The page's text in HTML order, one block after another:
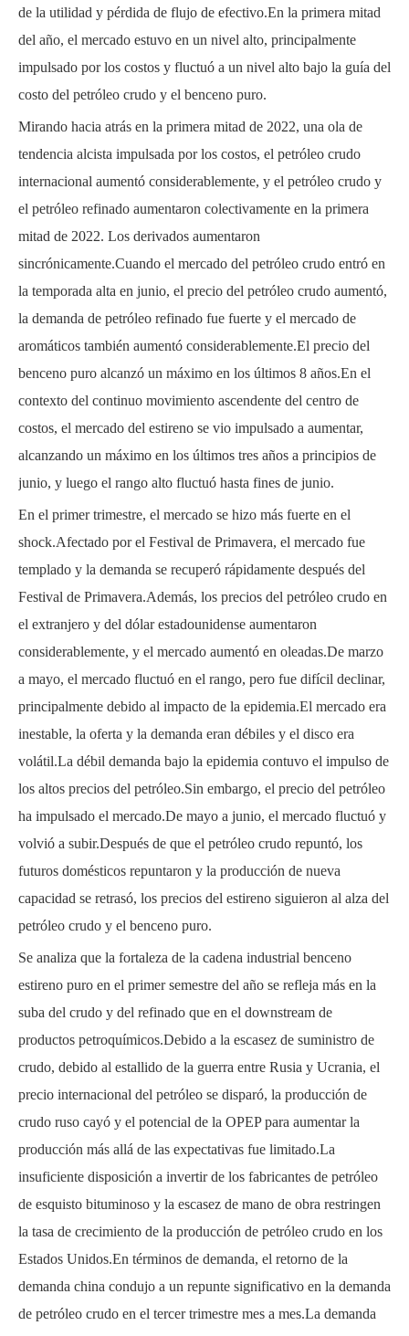
de la utilidad y pérdida de flujo de efectivo.En la primera mitad
del año, el mercado estuvo en un nivel alto, principalmente
impulsado por los costos y fluctuó a un nivel alto bajo la guía del
costo del petróleo crudo y el benceno puro.
Mirando hacia atrás en la primera mitad de 2022, una ola de
tendencia alcista impulsada por los costos, el petróleo crudo
internacional aumentó considerablemente, y el petróleo crudo y
el petróleo refinado aumentaron colectivamente en la primera
mitad de 2022. Los derivados aumentaron
sincrónicamente.Cuando el mercado del petróleo crudo entró en
la temporada alta en junio, el precio del petróleo crudo aumentó,
la demanda de petróleo refinado fue fuerte y el mercado de
aromáticos también aumentó considerablemente.El precio del
benceno puro alcanzó un máximo en los últimos 8 años.En el
contexto del continuo movimiento ascendente del centro de
costos, el mercado del estireno se vio impulsado a aumentar,
alcanzando un máximo en los últimos tres años a principios de
junio, y luego el rango alto fluctuó hasta fines de junio.
En el primer trimestre, el mercado se hizo más fuerte en el
shock.Afectado por el Festival de Primavera, el mercado fue
templado y la demanda se recuperó rápidamente después del
Festival de Primavera.Además, los precios del petróleo crudo en
el extranjero y del dólar estadounidense aumentaron
considerablemente, y el mercado aumentó en oleadas.De marzo
a mayo, el mercado fluctuó en el rango, pero fue difícil declinar,
principalmente debido al impacto de la epidemia.El mercado era
inestable, la oferta y la demanda eran débiles y el disco era
volátil.La débil demanda bajo la epidemia contuvo el impulso de
los altos precios del petróleo.Sin embargo, el precio del petróleo
ha impulsado el mercado.De mayo a junio, el mercado fluctuó y
volvió a subir.Después de que el petróleo crudo repuntó, los
futuros domésticos repuntaron y la producción de nueva
capacidad se retrasó, los precios del estireno siguieron al alza del
petróleo crudo y el benceno puro.
Se analiza que la fortaleza de la cadena industrial benceno
estireno puro en el primer semestre del año se refleja más en la
suba del crudo y del refinado que en el downstream de
productos petroquímicos.Debido a la escasez de suministro de
crudo, debido al estallido de la guerra entre Rusia y Ucrania, el
precio internacional del petróleo se disparó, la producción de
crudo ruso cayó y el potencial de la OPEP para aumentar la
producción más allá de las expectativas fue limitado.La
insuficiente disposición a invertir de los fabricantes de petróleo
de esquisto bituminoso y la escasez de mano de obra restringen
la tasa de crecimiento de la producción de petróleo crudo en los
Estados Unidos.En términos de demanda, el retorno de la
demanda china condujo a un repunte significativo en la demanda
de petróleo crudo en el tercer trimestre mes a mes.La demanda